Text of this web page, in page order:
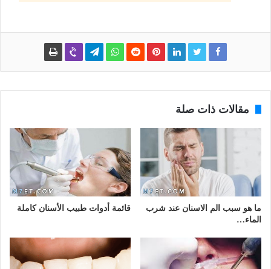
مقالات ذات صلة
ما هو سبب الم الاسنان عند شرب
الماء…
قائمة أدوات طبيب الأسنان كاملة